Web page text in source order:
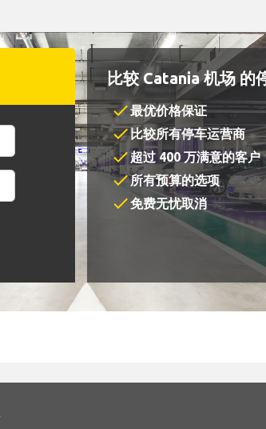
比较 Catania 机场 的
check最优价格保证
check比较所有停车运营商
check超过 400 万满意的客户
check所有预算的选项
check免费无忧取消